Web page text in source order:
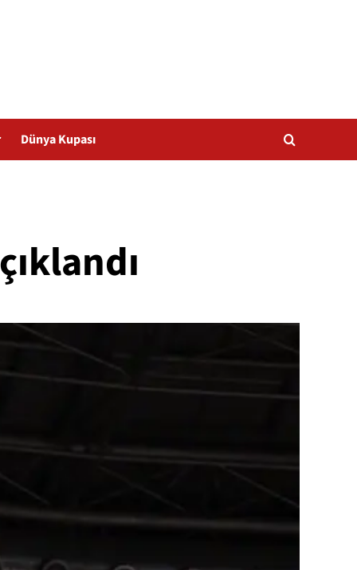
Dünya Kupası